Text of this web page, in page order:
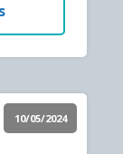
10/05/2024